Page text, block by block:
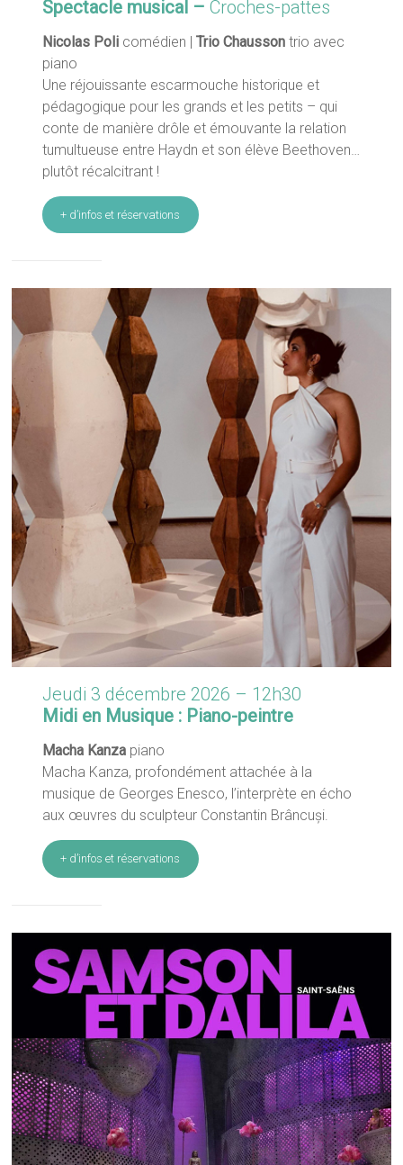
Spectacle musical – Croches-pattes
Nicolas Poli comédien |Trio Chausson trio avec
piano
Une réjouissante escarmouche historique et
pédagogique pour les grands et les petits – qui
conte de manière drôle et émouvante la relation
tumultueuse entre Haydn et son élève Beethoven…
plutôt récalcitrant !
+ d’infos et réservations
Jeudi 3 décembre 2026 – 12h30
Midi en Musique : Piano-peintre
Macha Kanza piano
Macha Kanza, profondément attachée à la
musique de Georges Enesco, l’interprète en écho
aux œuvres du sculpteur Constantin Brâncuși.
+ d’infos et réservations